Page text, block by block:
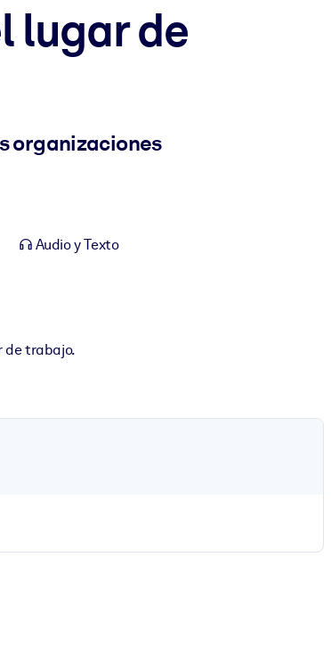
lugar de
organizaciones
Audio y Texto
de trabajo.